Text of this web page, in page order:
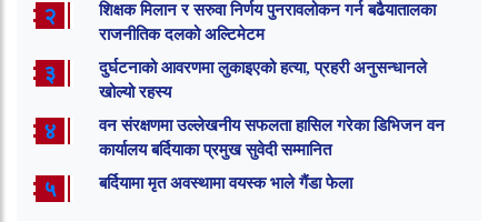
२
शिक्षक मिलान र सरुवा निर्णय पुनरावलोकन गर्न बढैयातालका
राजनीतिक दलको अल्टिमेटम
३
दुर्घटनाको आवरणमा लुकाइएको हत्या, प्रहरी अनुसन्धानले
खोल्यो रहस्य
४
वन संरक्षणमा उल्लेखनीय सफलता हासिल गरेका डिभिजन वन
कार्यालय बर्दियाका प्रमुख सुवेदी सम्मानित
५ बर्दियामा मृत अवस्थामा वयस्क भाले गैंडा फेला